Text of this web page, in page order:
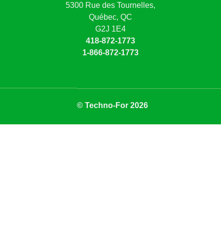
5300 Rue des Tournelles,
Québec, QC
G2J 1E4
418-872-1773
1-866-872-1773
© Techno-For 2026